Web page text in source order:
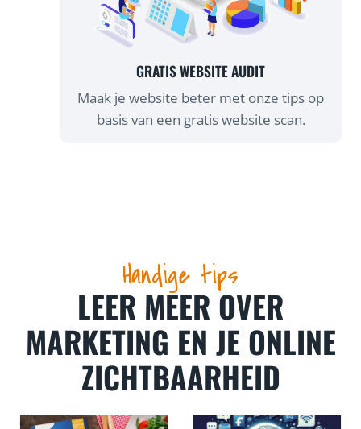
GRATIS WEBSITE AUDIT
Maak je website beter met onze tips op
basis van een gratis website scan.
Handige tips
LEER MEER OVER
MARKETING EN JE ONLINE
ZICHTBAARHEID